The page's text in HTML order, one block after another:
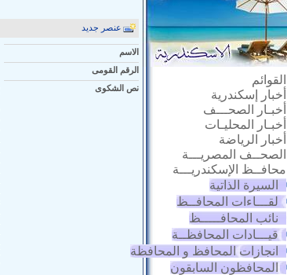
القوائم
أخبار إسكندرية
أخبـار الصحـــف
أخبـار المحليـات
أخبار الرياضة
الصحــف المصريـــة
محافــظ الإسكندريـــة
السيرة الذاتية
لقـــاءات المحافــظ
نائب المحافـــــظ
قيـــادات المحافظــة
انجازات المحافظ و المحافظة
المحافظون السابقون
عنصر جديد
الاسم
الرقم القومى
نص الشكوى